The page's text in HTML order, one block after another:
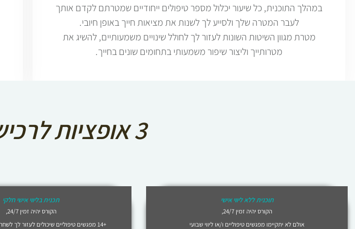
במהלך התוכנית, כל שיעור יכלול מספר טיפולים ייחודיים שמטרתם לקדם אותך
לעבר המטרה שלך ולסייע לך לשנות את מציאות חייך באופן חיובי.
מטרת מגוון השיטות השונות לעזור לך לחולל שינויים משמעותיים, להשיג את
מטרותייך וליצור שיפור משמעותי בתחומים שונים בחייך.
3 אופציות לרכישת הקורס
תוכנית ללא ליווי אישי
הקורס יהיה זמין 24/7,
אולם לא יתקיימו מפגשים טיפוליים ו/או ליווי שבועי
תכנית בליווי אישי חלקי
הקורס יהיה זמין 24/7,
+14 מפגשים טיפוליים שיכולים לעזור לך לשחרר מחסומים נוספים